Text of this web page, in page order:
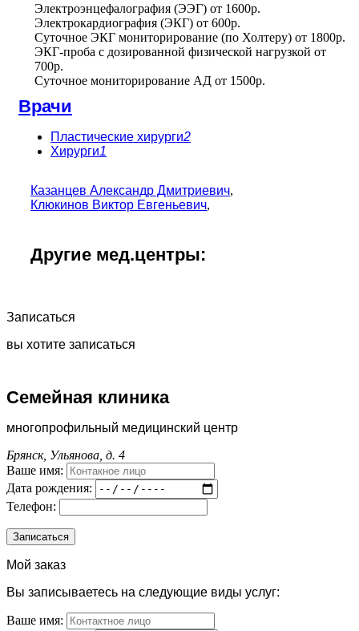
Электроэнцефалография (ЭЭГ) от 1600р.
Электрокардиография (ЭКГ) от 600р.
Суточное ЭКГ мониторирование (по Холтеру) от 1800р.
ЭКГ-проба с дозированной физической нагрузкой от
700р.
Суточное мониторирование АД от 1500р.
Врачи
Пластические хирурги2
Хирурги1
Казанцев Александр Дмитриевич,
Клюкинов Виктор Евгеньевич,
Другие мед.центры:
Записаться
вы хотите записаться
Семейная клиника
многопрофильный медицинский центр
Брянск, Ульянова, д. 4
Ваше имя:
Дата рождения:
Телефон:
Мой заказ
Вы записываетесь на следующие виды услуг:
Ваше имя: